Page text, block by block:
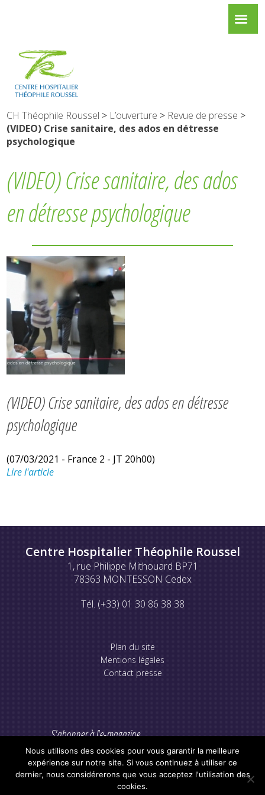
CH Théophile Roussel > L’ouverture > Revue de presse >
(VIDEO) Crise sanitaire, des ados en détresse
psychologique
(VIDEO) Crise sanitaire, des ados
en détresse psychologique
(VIDEO) Crise sanitaire, des ados en détresse
psychologique
(07/03/2021 - France 2 - JT 20h00)
Lire l'article
Centre Hospitalier Théophile Roussel
1, rue Philippe Mithouard BP71
78363 MONTESSON Cedex
Tél. (+33) 01 30 86 38 38
Plan du site
Mentions légales
Contact presse
S'abonner à l'e-magazine
Nous utilisons des cookies pour vous garantir la meilleure
expérience sur notre site. Si vous continuez à utiliser ce
dernier, nous considérerons que vous acceptez l'utilisation des
cookies.